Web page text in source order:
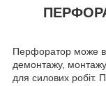
Перфоратор може
демонтажу,
для силових робіт.